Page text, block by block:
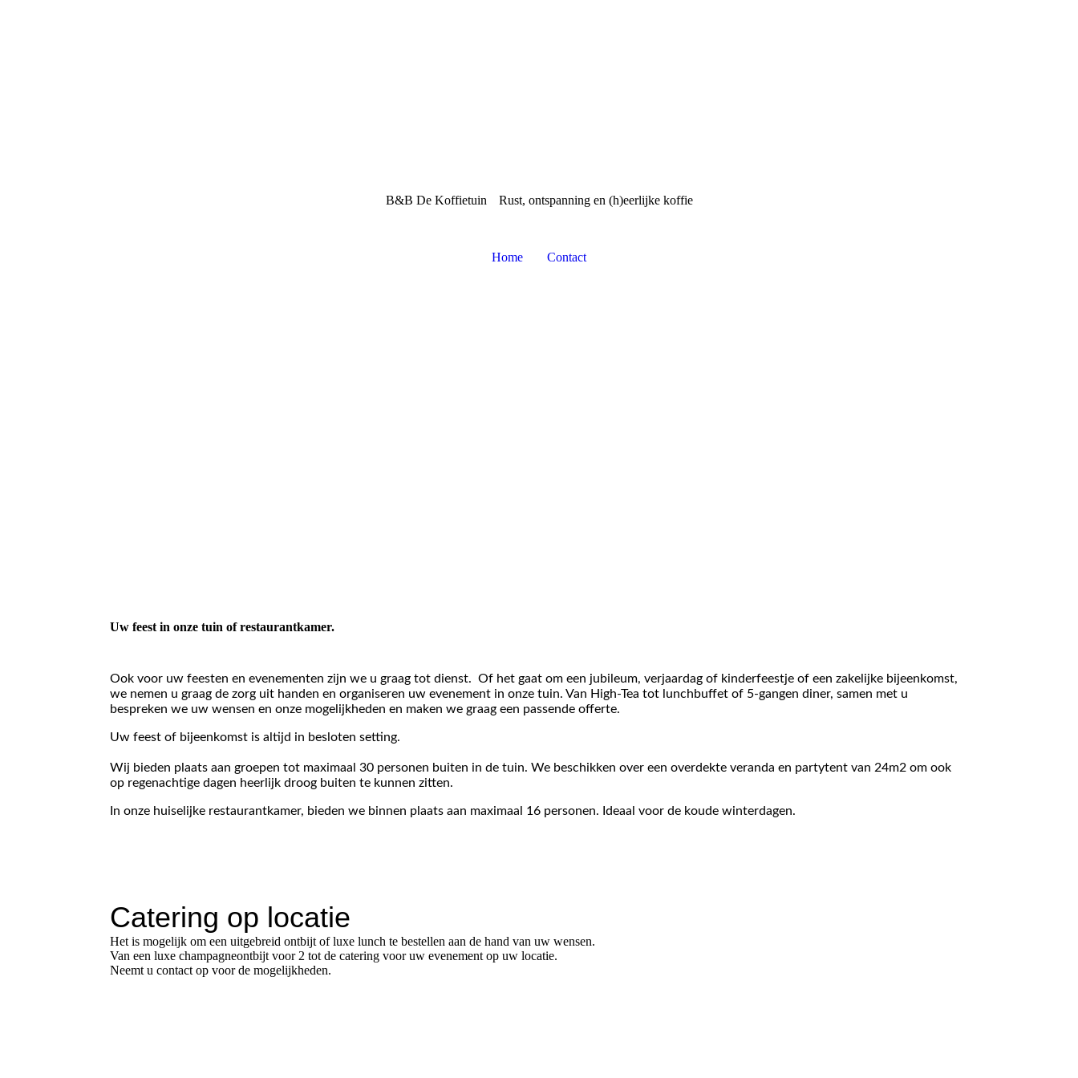
B&B De Koffietuin Rust, ontspanning en (h)eerlijke koffie
Home Contact
Uw feest in onze tuin of restaurantkamer.
Ook voor uw feesten en evenementen zijn we u graag tot dienst. Of het gaat om een jubileum, verjaardag of kinderfeestje of een zakelijke bijeenkomst,
we nemen u graag de zorg uit handen en organiseren uw evenement in onze tuin. Van High-Tea tot lunchbuffet of 5-gangen diner, samen met u
bespreken we uw wensen en onze mogelijkheden en maken we graag een passende offerte.
Uw feest of bijeenkomst is altijd in besloten setting.
Wij bieden plaats aan groepen tot maximaal 30 personen buiten in de tuin. We beschikken over een overdekte veranda en partytent van 24m2 om ook
op regenachtige dagen heerlijk droog buiten te kunnen zitten.
In onze huiselijke restaurantkamer, bieden we binnen plaats aan maximaal 16 personen. Ideaal voor de koude winterdagen.
Catering op locatie
Het is mogelijk om een uitgebreid ontbijt of luxe lunch te bestellen aan de hand van uw wensen.
Van een luxe champagneontbijt voor 2 tot de catering voor uw evenement op uw locatie.
Neemt u contact op voor de mogelijkheden.